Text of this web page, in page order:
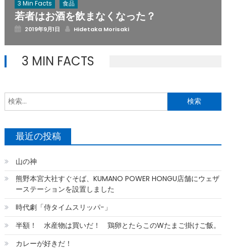
3 Min Facts 食品
若者はお酒を飲まなくなった？
Posted
2019年9月1日 Author
Hidetaka Morisaki
3 MIN FACTS
最近の投稿
山の神
熊野本宮大社すぐそば、KUMANO POWER HONGU店舗にウェザ
ーステーションを設置しました
時代劇「侍タイムスリッパ−」
半額！ 水産物は買いだ！ 鶏卵とたらこのWたまご掛けご飯。
カレーが好きだ！